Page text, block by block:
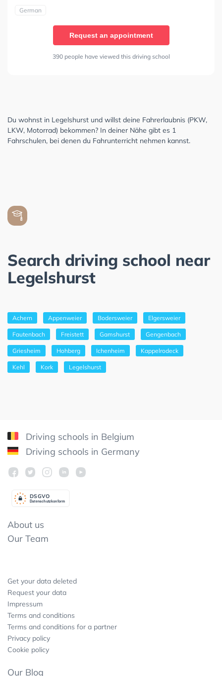
German
Request an appointment
390 people have viewed this driving school
Du wohnst in Legelshurst und willst deine Fahrerlaubnis (PKW,
LKW, Motorrad) bekommen? In deiner Nähe gibt es 1
Fahrschulen, bei denen du Fahrunterricht nehmen kannst.
Search driving school near
Legelshurst
Achern Appenweier Bodersweier Elgersweier
Fautenbach Freistett Gamshurst Gengenbach
Griesheim Hohberg Ichenheim Kappelrodeck
Kehl Kork Legelshurst
Driving schools in Belgium
Driving schools in Germany
Datenschutzkonform
DSGVO
About us
Our Team
Get your data deleted
Request your data
Impressum
Terms and conditions
Terms and conditions for a partner
Privacy policy
Cookie policy
Our Blog